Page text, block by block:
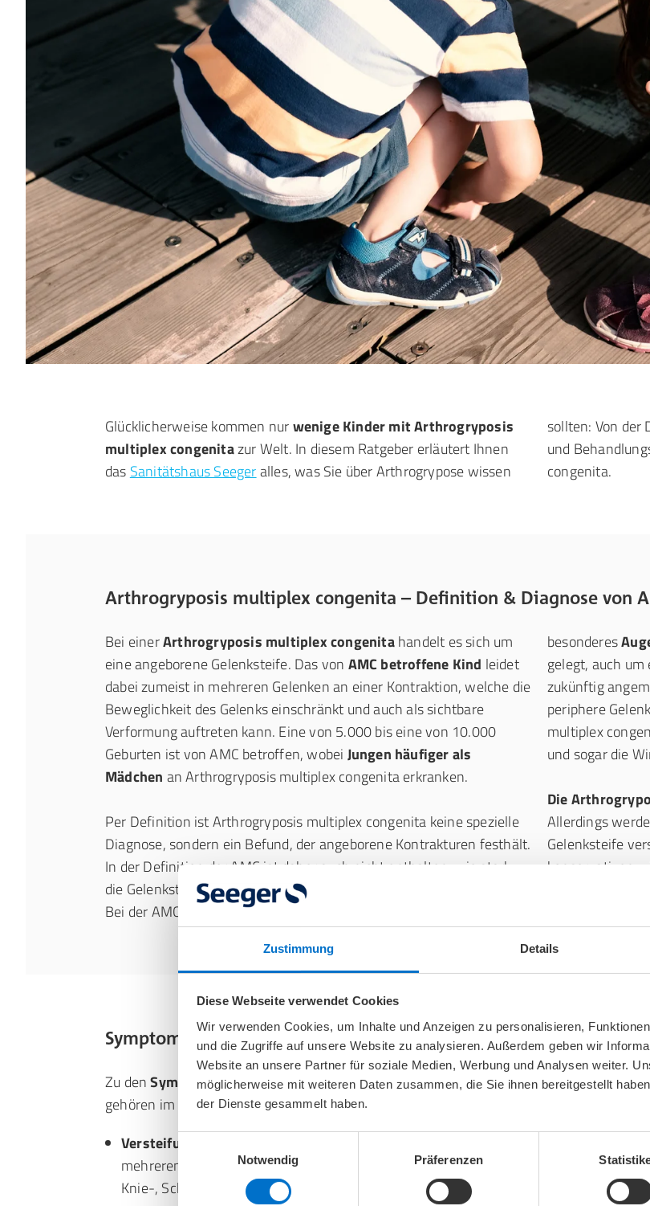
Zustimmung Details
Diese Webseite verwendet Cookies
Wir verwenden Cookies, um Inhalte und Anzeigen zu personalisieren,
und die Zugriffe auf unsere Website zu analysieren. Außerdem geben wir
Website an unsere Partner für soziale Medien, Werbung und Analysen weiter.
möglicherweise mit weiteren Daten zusammen, die Sie ihnen bereitgestellt
der Dienste gesammelt haben.
Einwilligungsauswahl
Notwendig
Präferenzen
Glücklicherweise kommen nurwenige Kinder mit Arthrogryposis
multiplex congenitazur Welt. In diesem Ratgeber erläutert Ihnen
das Sanitätshaus Seegeralles, was Sie über Arthrogrypose wissen
sollten: Von der
und
congenita.
Arthrogryposis multiplex congenita – Definition & Diagnose von
Bei einerArthrogryposis multiplex congenitahandelt es sich um
eine angeborene Gelenksteife. Das von AMC betroffene Kind leidet
dabei zumeist in mehreren Gelenken an einer Kontraktion, welche die
Beweglichkeit des Gelenks einschränkt und auch als sichtbare
Verformung auftreten kann. Eine von 5.000 bis eine von 10.000
Geburten ist von AMC betroffen, wobei Jungen häufiger als
Mädchen an Arthrogryposis multiplex congenita erkranken.
Per Definition ist Arthrogryposis multiplex congenita keine spezielle
Diagnose, sondern ein Befund, der angeborene Kontrakturen festhält.
In der Definition der AMC ist daher auch nicht enthalten, wie stark
die Gelenksteife sein muss und wie viele Gelenke sie genau betrifft.
Bei der AMC-Diagnose nach der Geburt wird dementsprechend
besonderes
gelegt, auch
zukünftig
periphere
multiplex
und sogar die
Die
Allerdings
Gelenksteife
konservativen
kann das
Symptome der Arthrogryposis multiplex congenita
Zu denSymptomen von Arthrogryposis multiplex congenita
gehören im Wesentlichen die Folgenden:
Versteifungen und Einschränkungen der Beweglichkeit
mehreren Gelenken, oft symmetrisch. Häufig betroffen sind Hüft-,
Knie-, Schulter- und Ellbogengelenke.
beitragen.
Die
mit der
manche
körperlich